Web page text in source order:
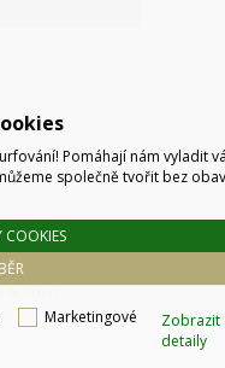
kupujícímu účtenku. Zároveň
online, v případě technického
Pomáhají nám vyladit
společně tvořit bez
COOKIES
Marketingové
Zobrazit
detaily